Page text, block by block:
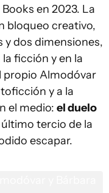
en 2023. La
bloqueo creativo,
y dos dimensiones,
ficción y en la
propio Almodóvar
y a la
el medio: el duelo
tercio de la
escapar.